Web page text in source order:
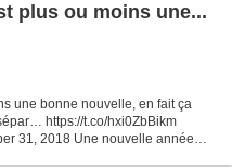
plus ou moins une...
une bonne nouvelle, en fait ça
https://t.co/hxi0ZbBikm
31, 2018 Une nouvelle année